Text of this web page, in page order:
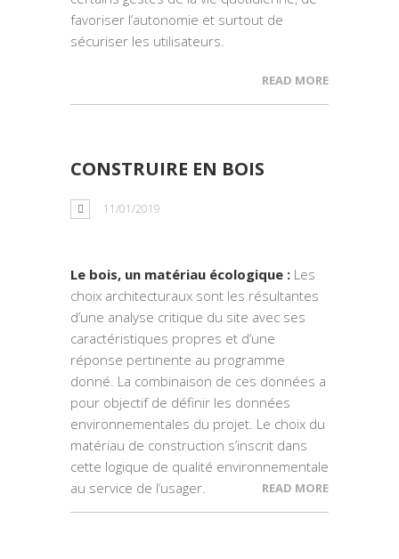
favoriser l’autonomie et surtout de
sécuriser les utilisateurs.
READ MORE
CONSTRUIRE EN BOIS
11/01/2019
Le bois, un matériau écologique : Les
choix architecturaux sont les résultantes
d’une analyse critique du site avec ses
caractéristiques propres et d’une
réponse pertinente au programme
donné. La combinaison de ces données a
pour objectif de définir les données
environnementales du projet. Le choix du
matériau de construction s’inscrit dans
cette logique de qualité environnementale
au service de l’usager.
READ MORE